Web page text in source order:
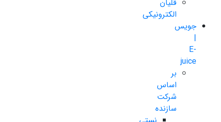
قلیان
الکترونیکی
جویس
|
E-
juice
بر
اساس
شرکت
سازنده